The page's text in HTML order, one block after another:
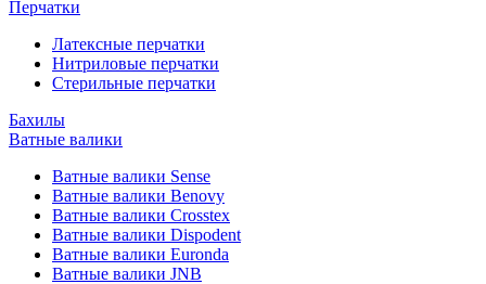
Перчатки
Латексные перчатки
Нитриловые перчатки
Стерильные перчатки
Бахилы
Ватные валики
Ватные валики Sense
Ватные валики Benovy
Ватные валики Crosstex
Ватные валики Dispodent
Ватные валики Euronda
Ватные валики JNB